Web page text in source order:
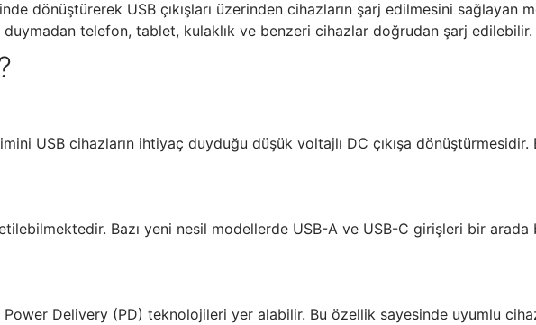
dönüştürerek USB çıkışları üzerinden cihazların şarj edilmesini sağlayan
telefon, tablet, kulaklık ve benzeri cihazlar doğrudan şarj edilebilir.
USB cihazların ihtiyaç duyduğu düşük voltajlı DC çıkışa
Bazı yeni nesil modellerde USB-A ve USB-C girişleri bir arada
Delivery (PD) teknolojileri yer alabilir. Bu özellik sayesinde uyumlu